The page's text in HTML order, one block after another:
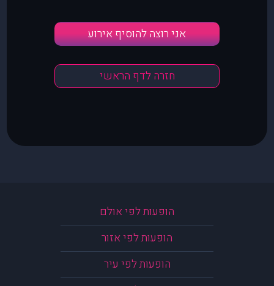
אני רוצה להוסיף אירוע
חזרה לדף הראשי
הופעות לפי אולם
הופעות לפי אזור
הופעות לפי עיר